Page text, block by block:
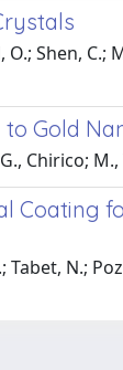
Shen, C.;
Gold
Chirico;
Coating
Tabet, N.;